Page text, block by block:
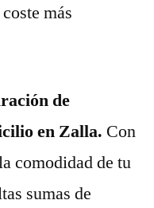
más
de
en Zalla. Con
comodidad de tu
sumas de